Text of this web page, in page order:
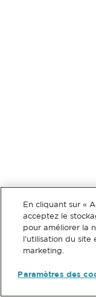
En cliquant sur «
acceptez le
pour améliorer la
l’utilisation du
marketing.
Paramètres des